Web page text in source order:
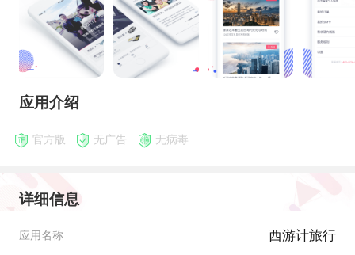
应用介绍
官方版 无广告 无病毒
详细信息
应用名称 西游计旅行